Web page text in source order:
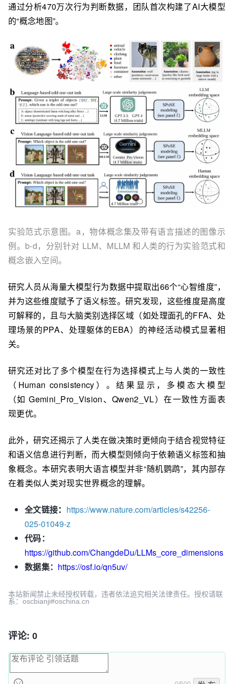
通过分析470万次行为判断数据，团队首次构建了AI大模型
的“概念地图”。
实验范式示意图。a，物体概念集及带有语言描述的图像示
例。b-d，分别针对 LLM、MLLM 和人类的行为实验范式和
概念嵌入空间。
研究人员从海量大模型行为数据中提取出66个“心智维度”，
并为这些维度赋予了语义标签。研究发现，这些维度是高度
可解释的，且与大脑类别选择区域（如处理面孔的FFA、处
理场景的PPA、处理躯体的EBA）的神经活动模式显著相
关。
研究还对比了多个模型在行为选择模式上与人类的一致性
（Human consistency）。结果显示，多模态大模型
（如 Gemini_Pro_Vision、Qwen2_VL）在一致性方面表
现更优。
此外，研究还揭示了人类在做决策时更倾向于结合视觉特征
和语义信息进行判断，而大模型则倾向于依赖语义标签和抽
象概念。本研究表明大语言模型并非“随机鹦鹉”，其内部存
在着类似人类对现实世界概念的理解。
全文链接： https://www.nature.com/articles/s42256-
025-01049-z
代码：
https://github.com/ChangdeDu/LLMs_core_dimensions
数据集： https://osf.io/qn5uv/
本站新闻禁止未经授权转载，违者依法追究相关法律责任。授权请联
系：oscbianji#oschina.cn
评论: 0